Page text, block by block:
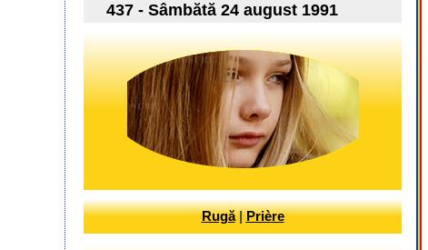
437 - Sâmbătă 24 august 1991
Rugă|Prière